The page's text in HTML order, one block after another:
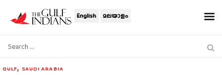
English മലയാളം
GULF, SAUDI ARABIA